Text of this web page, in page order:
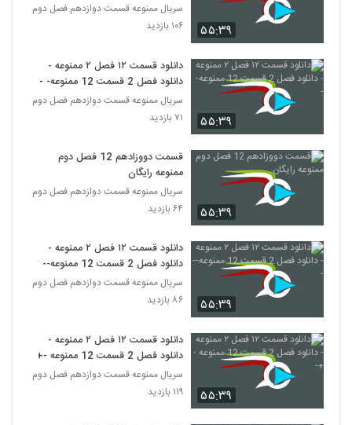
۵۵:۳۹
سریال ممنوعه قسمت دوازدهم فصل دوم
۱۰۶ بازدید
۵۵:۳۹
دانلود قسمت ۱۲ فصل ۲ ممنوعه -
دانلود فصل 2 قسمت 12 ممنوعه- -
سریال ممنوعه قسمت دوازدهم فصل دوم
۷۱ بازدید
۵۵:۳۹
قسمت دووزادهم 12 فصل دوم
ممنوعه رایگان
سریال ممنوعه قسمت دوازدهم فصل دوم
۶۴ بازدید
۵۵:۳۹
دانلود قسمت ۱۲ فصل ۲ ممنوعه -
دانلود فصل 2 قسمت 12 ممنوعه-- -
سریال ممنوعه قسمت دوازدهم فصل دوم
۸۶ بازدید
۵۵:۳۹
دانلود قسمت ۱۲ فصل ۲ ممنوعه -
دانلود فصل 2 قسمت 12 ممنوعه -+-
سریال ممنوعه قسمت دوازدهم فصل دوم
۱۱۹ بازدید